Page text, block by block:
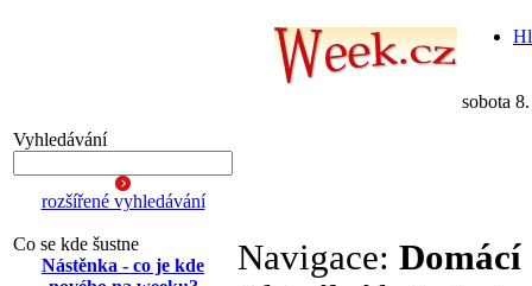
sobota
Vyhledávání
rozšířené vyhledávání
Co se kde šustne
Nástěnka - co je kde
Navigace: Domácí